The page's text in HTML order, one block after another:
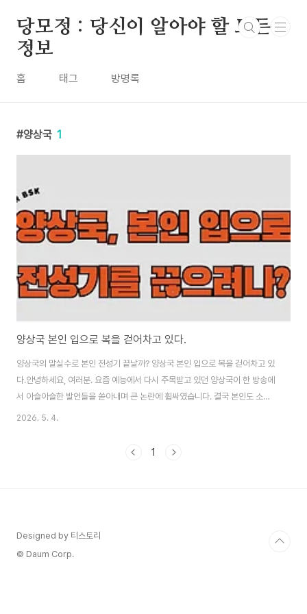
당모정 : 당신이 알아야 할 모든
정보
홈 태그 방명록
양상국 1
양상국 본인 입으로 복을 걷어차고 있다.
양상국의 말실수로 본인 전성기 끝날까? 양상국 본인 입으로 복을 걷어차고 있
다.안녕하세요, 여러분. 요즘 예능에서 다시 주목받고 있던 양상국이 한 방송에
서 아슬아슬한 발언들을 쏟아내며 큰 논란에 휩싸였습니다. 결국 본인도 소셜
미디어에 사과 글을 올렸지만, 여론은 여전히 싸늘한 상황이에요.저도 해당 영
상국 '핑계고' 논란을 처음부터 끝까지 자세히 분석하고, 구체적인 발언 내용,
2026. 5. 4.
1
Designed by 티스토리
© Daum Corp.